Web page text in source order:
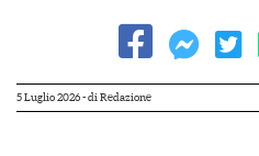
5 Luglio 2026- di Redazione